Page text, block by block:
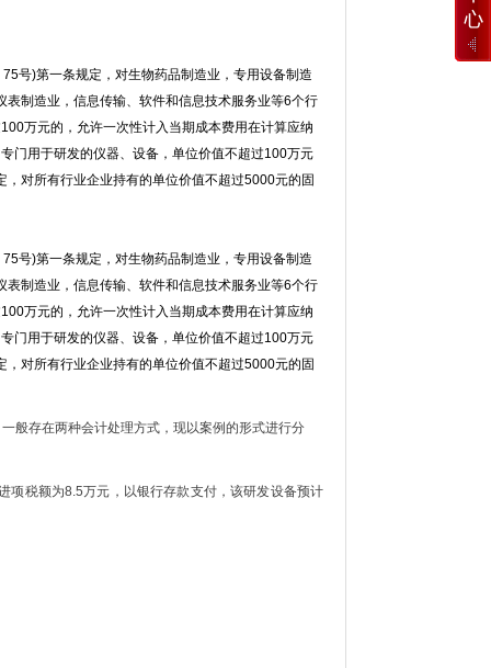
号)第一条规定，对生物药品制造业，专用设备制造
制造业，信息传输、软件和信息技术服务业等6个行
万元的，允许一次性计入当期成本费用在计算应纳
门用于研发的仪器、设备，单位价值不超过100万元
对所有行业企业持有的单位价值不超过5000元的固
号)第一条规定，对生物药品制造业，专用设备制造
制造业，信息传输、软件和信息技术服务业等6个行
万元的，允许一次性计入当期成本费用在计算应纳
门用于研发的仪器、设备，单位价值不超过100万元
对所有行业企业持有的单位价值不超过5000元的固
般存在两种会计处理方式，现以案例的形式进行分
项税额为8.5万元，以银行存款支付，该研发设备预计